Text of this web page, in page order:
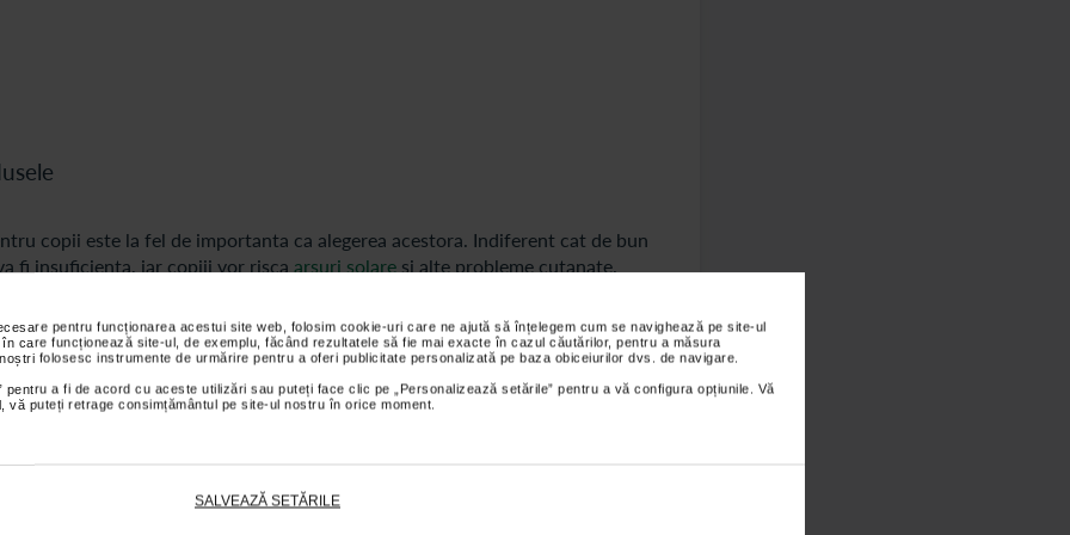
pentru funcționarea acestui site web, folosim cookie-uri care ne ajută să înțelegem cum se navighează pe site-ul
care funcționează site-ul, de exemplu, făcând rezultatele să fie mai exacte în cazul căutărilor, pentru a măsura
folosesc instrumente de urmărire pentru a oferi publicitate personalizată pe baza obiceiurilor dvs. de navigare.
pentru a fi de acord cu aceste utilizări sau puteți face clic pe „Personalizează setările” pentru a vă configura opțiunile. Vă
vă puteți retrage consimțământul pe site-ul nostru în orice moment.
SALVEAZĂ SETĂRILE
copii este la fel de importanta ca alegerea acestora. Indiferent cat de bun
fi insuficienta, iar copiii vor risca arsuri solare si alte probleme cutanate.
cu 20-30 de minute inainte de expunerea la soare. In acest interval,
creeze bariera protectoare necesara. Asigura-te ca produsul este aplicat
pe zonele usor uitate, precum urechile, spatele genunchilor, ceafa si varful
protectie solara copii este folosirea unei cantitati prea mici. Pentru a
aplicata in strat gros si uniform. Nu incerca sa economisesti produsul,
obligatorie la fiecare doua ore, indiferent daca produsul este rezistent la